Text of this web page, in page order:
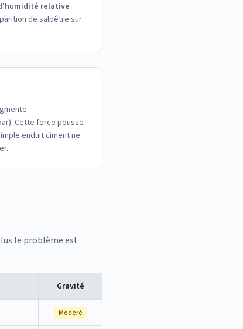
relative
de salpêtre sur
Cette force pousse
enduit ciment ne
le problème est
Gravité
Modéré